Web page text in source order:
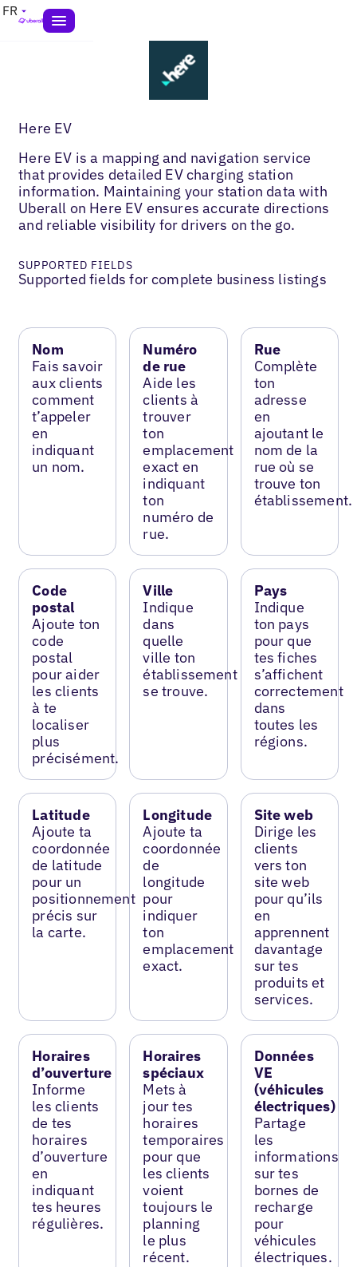
FR
Here EV
Here EV is a mapping and navigation service
that provides detailed EV charging station
information. Maintaining your station data with
Uberall on Here EV ensures accurate directions
and reliable visibility for drivers on the go.
SUPPORTED FIELDS
Supported fields for complete business listings
Nom
Fais savoir
aux clients
comment
t’appeler
en
indiquant
un nom.
Numéro
de rue
Aide les
clients à
trouver
ton
emplacement
exact en
indiquant
ton
numéro de
rue.
Rue
Complète
ton
adresse
en
ajoutant le
nom de la
rue où se
trouve ton
établissement.
Code
postal
Ajoute ton
code
postal
pour aider
les clients
à te
localiser
plus
précisément.
Ville
Indique
dans
quelle
ville ton
établissement
se trouve.
Pays
Indique
ton pays
pour que
tes fiches
s’affichent
correctement
dans
toutes les
régions.
Latitude
Ajoute ta
coordonnée
de latitude
pour un
positionnement
précis sur
la carte.
Longitude
Ajoute ta
coordonnée
de
longitude
pour
indiquer
ton
emplacement
exact.
Site web
Dirige les
clients
vers ton
site web
pour qu’ils
en
apprennent
davantage
sur tes
produits et
services.
Horaires
d’ouverture
Informe
les clients
de tes
horaires
d’ouverture
en
indiquant
tes heures
régulières.
Horaires
spéciaux
Mets à
jour tes
horaires
temporaires
pour que
les clients
voient
toujours le
planning
le plus
récent.
Données
VE
(véhicules
électriques)
Partage
les
informations
sur tes
bornes de
recharge
pour
véhicules
électriques.